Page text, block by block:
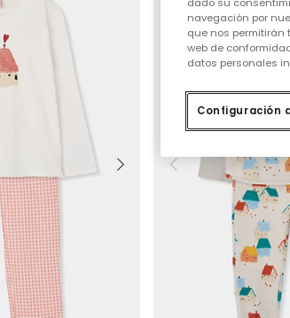
navegación por
que nos permitirán
web de
datos personales
Configuración